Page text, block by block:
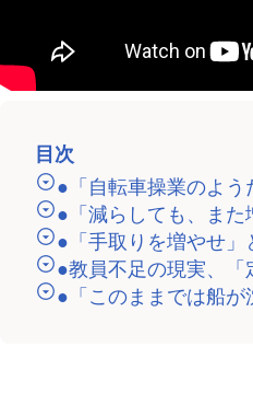
目次
●「自転車操業のよ
●「減らしても、ま
●「手取りを増やせ
●教員不足の現実、
●「このままでは船が